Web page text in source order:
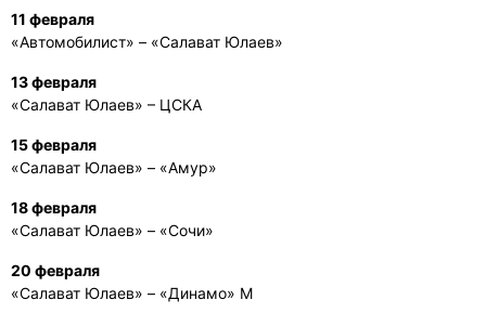
11 февраля
«Автомобилист» – «Салават Юлаев»
13 февраля
«Салават Юлаев» – ЦСКА
15 февраля
«Салават Юлаев» – «Амур»
18 февраля
«Салават Юлаев» – «Сочи»
20 февраля
«Салават Юлаев» – «Динамо» М